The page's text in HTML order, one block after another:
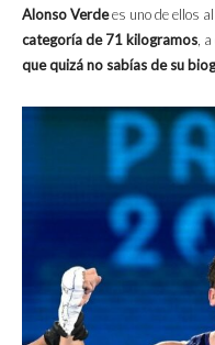
Alonso Verdees uno de ellos al
categoría de 71 kilogramos,
que quizá no sabías de su